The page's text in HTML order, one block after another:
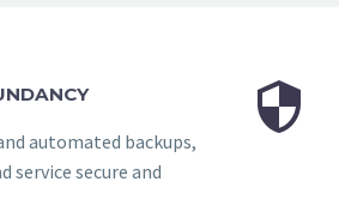
automated backups,
service secure and

